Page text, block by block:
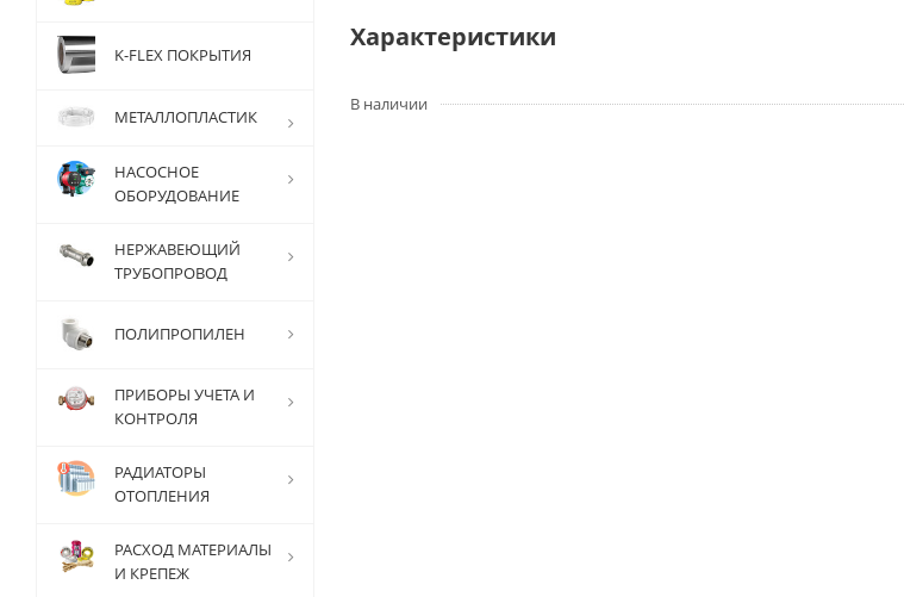
Характеристики
В наличии
K-FLEX ПОКРЫТИЯ
МЕТАЛЛОПЛАСТИК
НАСОСНОЕ
ОБОРУДОВАНИЕ
НЕРЖАВЕЮЩИЙ
ТРУБОПРОВОД
ПОЛИПРОПИЛЕН
ПРИБОРЫ УЧЕТА И
КОНТРОЛЯ
РАДИАТОРЫ
ОТОПЛЕНИЯ
РАСХОД МАТЕРИАЛЫ
И КРЕПЕЖ